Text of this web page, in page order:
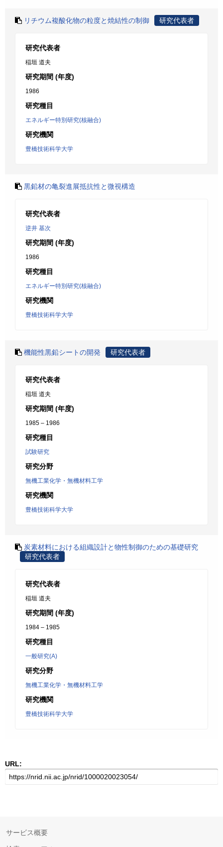
リチウム複酸化物の粒度と焼結性の制御 研究代表者
研究代表者
稲垣 道夫
研究期間 (年度)
1986
研究種目
エネルギー特別研究(核融合)
研究機関
豊橋技術科学大学
黒鉛材の亀裂進展抵抗性と微視構造
研究代表者
逆井 基次
研究期間 (年度)
1986
研究種目
エネルギー特別研究(核融合)
研究機関
豊橋技術科学大学
機能性黒鉛シートの開発 研究代表者
研究代表者
稲垣 道夫
研究期間 (年度)
1985 – 1986
研究種目
試験研究
研究分野
無機工業化学・無機材料工学
研究機関
豊橋技術科学大学
炭素材料における組織設計と物性制御のための基礎研究
研究代表者
研究代表者
稲垣 道夫
研究期間 (年度)
1984 – 1985
研究種目
一般研究(A)
研究分野
無機工業化学・無機材料工学
研究機関
豊橋技術科学大学
URL:
サービス概要